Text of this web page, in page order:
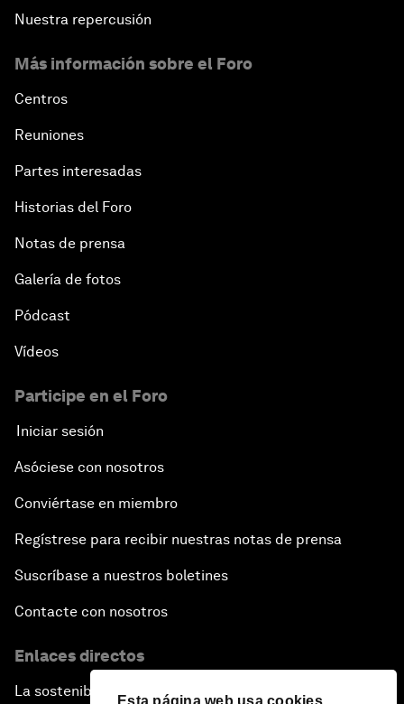
Esta página web usa cookies
Nuestra repercusión
Más información sobre el Foro
Centros
Reuniones
Partes interesadas
Historias del Foro
Notas de prensa
Galería de fotos
Pódcast
Vídeos
Participe en el Foro
Iniciar sesión
Asóciese con nosotros
Conviértase en miembro
Regístrese para recibir nuestras notas de prensa
Suscríbase a nuestros boletines
Contacte con nosotros
Enlaces directos
La sostenibilidad en el Foro